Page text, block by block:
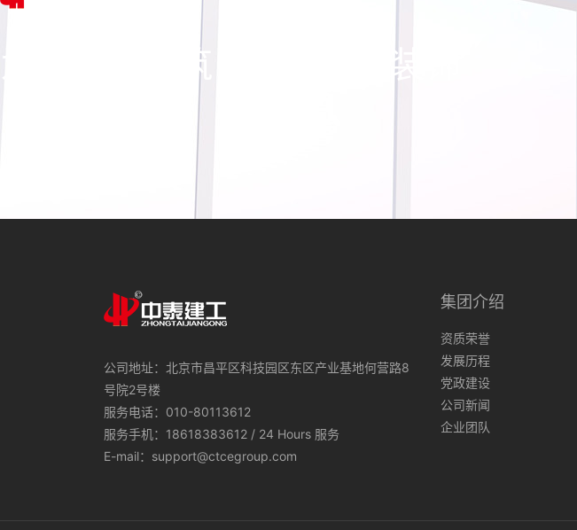
为百年而建筑，为宜居而装饰
公司地址：北京市昌平区科技园区东区产业基地何营路8
号院2号楼
服务电话：010-80113612
服务手机：18618383612 / 24 Hours 服务
E-mail：support@ctcegroup.com
集团介绍
资质荣誉
发展历程
党政建设
公司新闻
企业团队